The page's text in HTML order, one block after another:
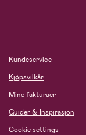
Kundeservice
Kjøpsvilkår
Mine fakturaer
Guider & Inspirasjon
Cookie settings